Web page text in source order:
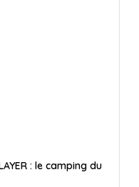
: le camping du